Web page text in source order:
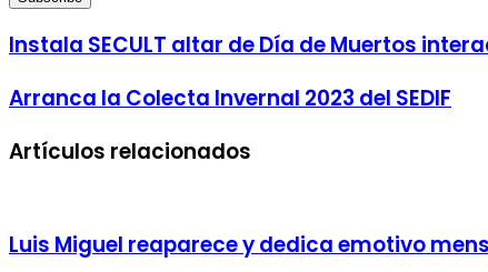
Email
Instala SECULT altar de Día de Muertos
Arranca la Colecta Invernal 2023 del SEDIF
Artículos relacionados
Luis Miguel reaparece y dedica emotivo